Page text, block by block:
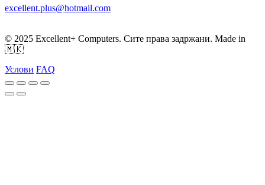
excellent.plus@hotmail.com
© 2025 Excellent+ Computers. Сите права задржани. Made in
🇲🇰
Услови FAQ